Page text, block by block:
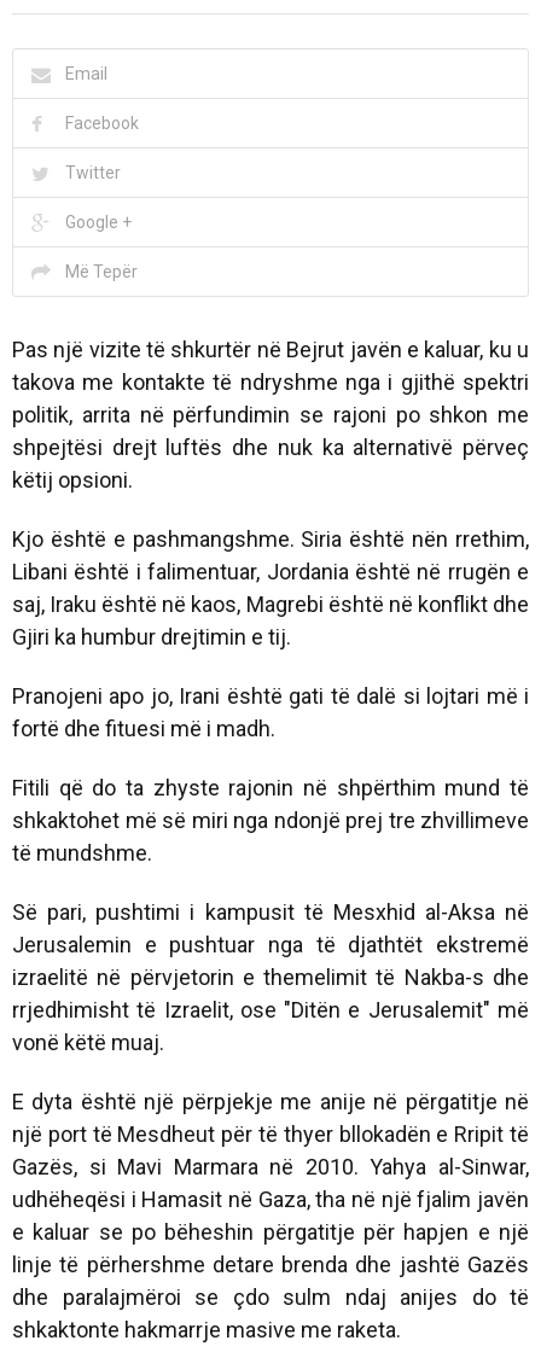
Email
Facebook
Twitter
Google +
Më Tepër
Pas një vizite të shkurtër në Bejrut javën e kaluar, ku u
takova me kontakte të ndryshme nga i gjithë spektri
politik, arrita në përfundimin se rajoni po shkon me
shpejtësi drejt luftës dhe nuk ka alternativë përveç
këtij opsioni.
Kjo është e pashmangshme. Siria është nën rrethim,
Libani është i falimentuar, Jordania është në rrugën e
saj, Iraku është në kaos, Magrebi është në konflikt dhe
Gjiri ka humbur drejtimin e tij.
Pranojeni apo jo, Irani është gati të dalë si lojtari më i
fortë dhe fituesi më i madh.
Fitili që do ta zhyste rajonin në shpërthim mund të
shkaktohet më së miri nga ndonjë prej tre zhvillimeve
të mundshme.
Së pari, pushtimi i kampusit të Mesxhid al-Aksa në
Jerusalemin e pushtuar nga të djathtët ekstremë
izraelitë në përvjetorin e themelimit të Nakba-s dhe
rrjedhimisht të Izraelit, ose "Ditën e Jerusalemit" më
vonë këtë muaj.
E dyta është një përpjekje me anije në përgatitje në
një port të Mesdheut për të thyer bllokadën e Rripit të
Gazës, si Mavi Marmara në 2010. Yahya al-Sinwar,
udhëheqësi i Hamasit në Gaza, tha në një fjalim javën
e kaluar se po bëheshin përgatitje për hapjen e një
linje të përhershme detare brenda dhe jashtë Gazës
dhe paralajmëroi se çdo sulm ndaj anijes do të
shkaktonte hakmarrje masive me raketa.